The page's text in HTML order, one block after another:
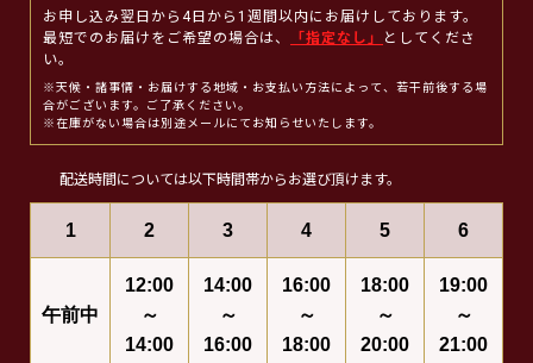
お申し込み翌日から4日から1週間以内にお届けしております。
最短でのお届けをご希望の場合は、
「指定なし」
としてくださ
い。
※天候・諸事情・お届けする地域・お支払い方法によって、若干前後する場
合がございます。ご了承ください。
※在庫がない場合は別途メールにてお知らせいたします。
配送時間については以下時間帯からお選び頂けます。
1 2 3 4 5 6
午前中
12:00
～
14:00
14:00
～
16:00
16:00
～
18:00
18:00
～
20:00
19:00
～
21:00